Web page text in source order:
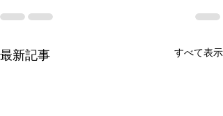
最新記事 すべて表示